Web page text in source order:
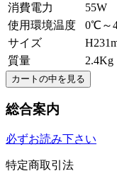
消費電力
55W
使用環境温度
0℃～
サイズ
質量
2.4Kg
総合案内
必ずお読み下さい
特定商取引法